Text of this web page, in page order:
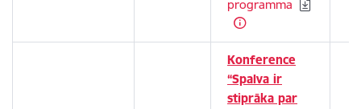
programma
Konference
“Spalva ir
stiprāka par